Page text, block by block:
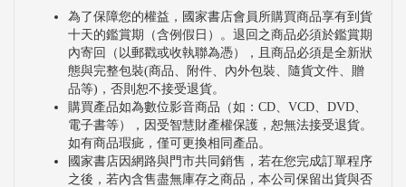
為了保障您的權益，國家書店會員所購買商品享有到貨
十天的鑑賞期（含例假日）。退回之商品必須於鑑賞期
內寄回（以郵戳或收執聯為憑），且商品必須是全新狀
態與完整包裝(商品、附件、內外包裝、隨貨文件、贈
品等)，否則恕不接受退貨。
購買產品如為數位影音商品（如：CD、VCD、DVD、
電子書等），因受智慧財產權保護，恕無法接受退貨。
如有商品瑕疵，僅可更換相同產品。
國家書店因網路與門市共同銷售，若在您完成訂單程序
之後，若內含售盡無庫存之商品，本公司保留出貨與否